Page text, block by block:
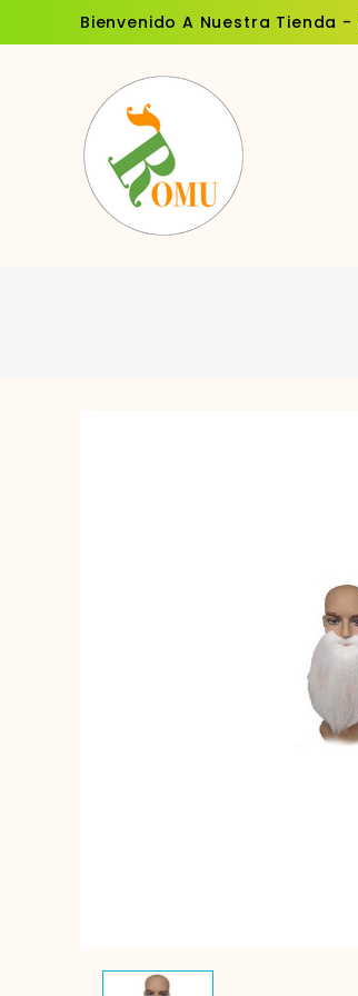
Bienvenido A Nuestra Tienda -